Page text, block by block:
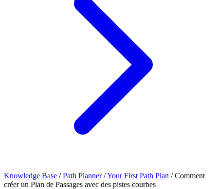
Knowledge Base / Path Planner /Your First Path Plan / Comment
créer un Plan de Passages avec des pistes courbes